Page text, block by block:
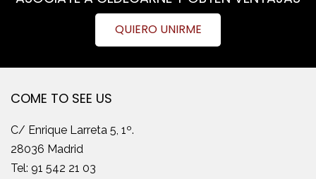
QUIERO UNIRME
COME TO SEE US
C/ Enrique Larreta 5, 1º.
28036 Madrid
Tel: 91 542 21 03